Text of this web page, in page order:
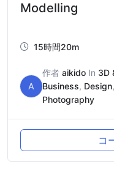
Modelling
15時間20m
A
作者 aikido In 3D
Business, Design,
Photography
コ